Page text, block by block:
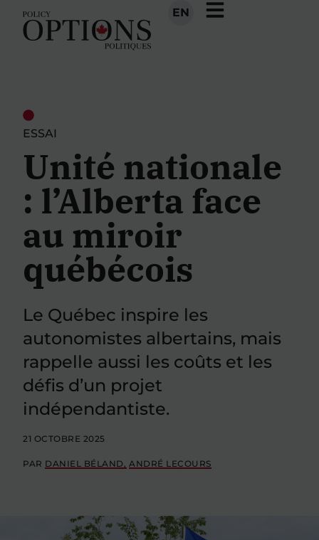
EN
ESSAI
Unité nationale
: l’Alberta face
au miroir
québécois
Le Québec inspire les
autonomistes albertains, mais
rappelle aussi les coûts et les
défis d’un projet
indépendantiste.
21 OCTOBRE 2025
PAR DANIEL BÉLAND ANDRÉ LECOURS